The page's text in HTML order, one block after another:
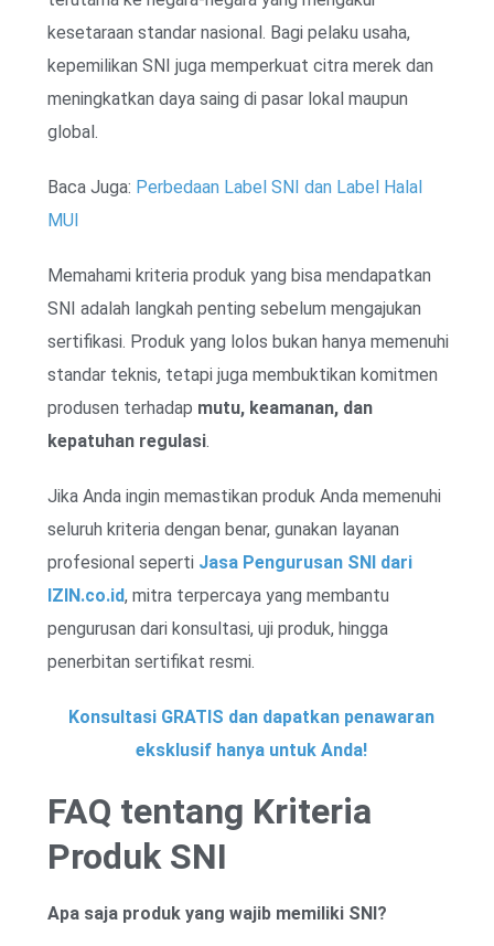
kesetaraan standar nasional. Bagi pelaku usaha,
kepemilikan SNI juga memperkuat citra merek dan
meningkatkan daya saing di pasar lokal maupun
global.
Baca Juga: Perbedaan Label SNI dan Label Halal
MUI
Memahami kriteria produk yang bisa mendapatkan
SNI adalah langkah penting sebelum mengajukan
sertifikasi. Produk yang lolos bukan hanya memenuhi
standar teknis, tetapi juga membuktikan komitmen
produsen terhadap mutu, keamanan, dan
kepatuhan regulasi.
Jika Anda ingin memastikan produk Anda memenuhi
seluruh kriteria dengan benar, gunakan layanan
profesional seperti Jasa Pengurusan SNI dari
IZIN.co.id, mitra terpercaya yang membantu
pengurusan dari konsultasi, uji produk, hingga
penerbitan sertifikat resmi.
Konsultasi GRATIS dan dapatkan penawaran
eksklusif hanya untuk Anda!
FAQ tentang Kriteria
Produk SNI
Apa saja produk yang wajib memiliki SNI?